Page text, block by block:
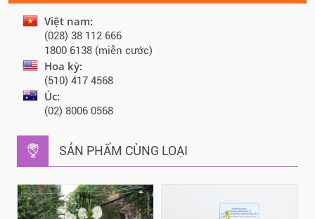
Việt nam:
(028) 38 112 666
1800 6138 (miễn cước)
Hoa kỳ:
(510) 417 4568
Úc:
(02) 8006 0568
SẢN PHẨM CÙNG LOẠI